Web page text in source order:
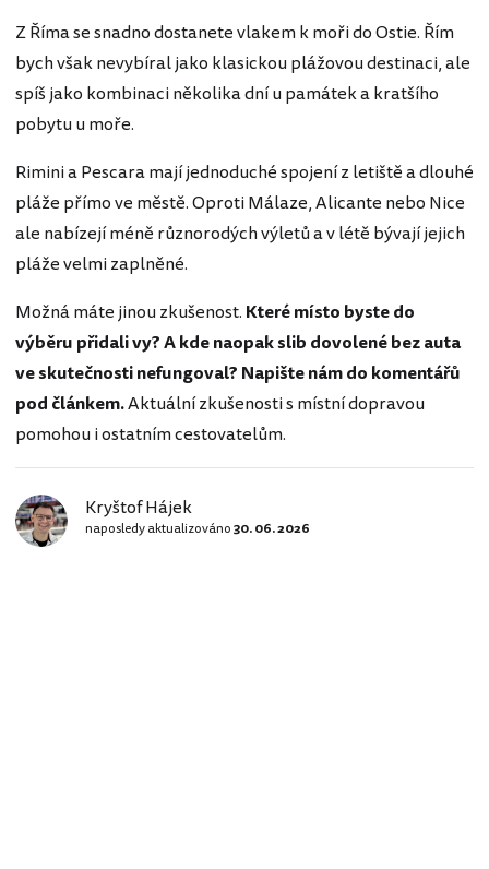
Z Říma se snadno dostanete vlakem k moři do Ostie. Řím
bych však nevybíral jako klasickou plážovou destinaci, ale
spíš jako kombinaci několika dní u památek a kratšího
pobytu u moře.
Rimini a Pescara mají jednoduché spojení z letiště a dlouhé
pláže přímo ve městě. Oproti Málaze, Alicante nebo Nice
ale nabízejí méně různorodých výletů a v létě bývají jejich
pláže velmi zaplněné.
Možná máte jinou zkušenost. Které místo byste do
výběru přidali vy? A kde naopak slib dovolené bez auta
ve skutečnosti nefungoval? Napište nám do komentářů
pod článkem.Aktuální zkušenosti s místní dopravou
pomohou i ostatním cestovatelům.
Kryštof Hájek
naposledy aktualizováno30. 06. 2026